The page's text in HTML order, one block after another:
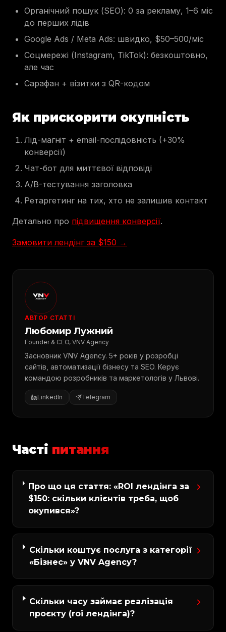
Органічний пошук (SEO): 0 за рекламу, 1–6 міс
до перших лідів
Google Ads / Meta Ads: швидко, $50–500/міс
Соцмережі (Instagram, TikTok): безкоштовно,
але час
Сарафан + візитки з QR-кодом
Як прискорити окупність
Лід-магніт + email-послідовність (+30%
конверсії)
Чат-бот для миттєвої відповіді
A/B-тестування заголовка
Ретаргетинг на тих, хто не залишив контакт
Детально про підвищення конверсії.
Замовити лендінг за $150 →
АВТОР СТАТТІ
Любомир Лужний
Founder & CEO, VNV Agency
Засновник VNV Agency. 5+ років у розробці
сайтів, автоматизації бізнесу та SEO. Керує
командою розробників та маркетологів у Львові.
LinkedIn Telegram
Часті питання
Про що ця стаття: «ROI лендінга за
$150: скільки клієнтів треба, щоб
окупився»?
Скільки коштує послуга з категорії
«Бізнес» у VNV Agency?
Скільки часу займає реалізація
проєкту (roi лендінга)?